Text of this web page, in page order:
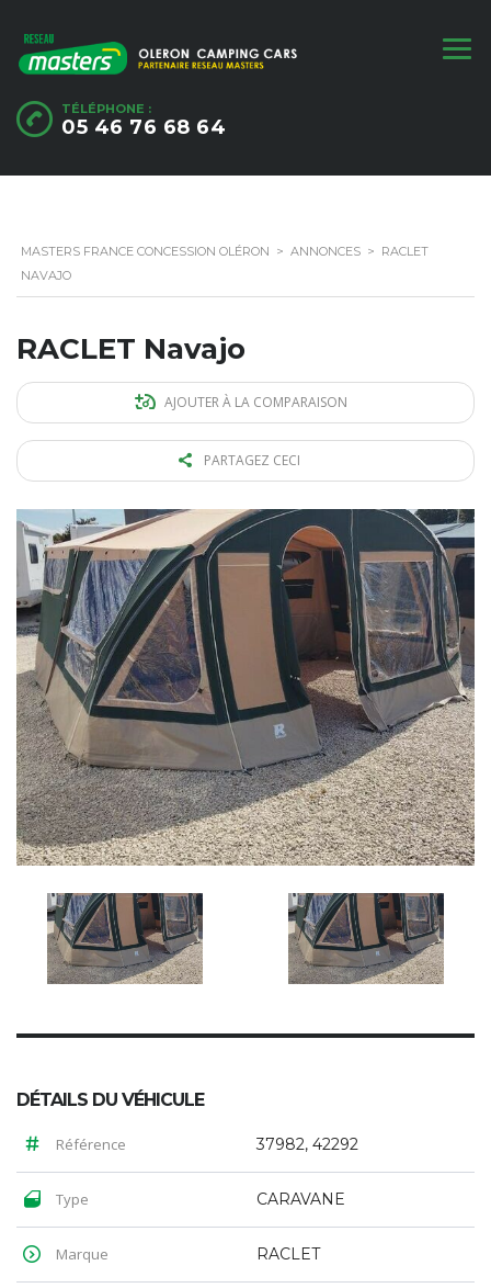
TÉLÉPHONE :
05 46 76 68 64
MASTERS FRANCE CONCESSION OLÉRON > ANNONCES > RACLET
NAVAJO
RACLET Navajo
AJOUTER À LA COMPARAISON
PARTAGEZ CECI
DÉTAILS DU VÉHICULE
Référence 37982, 42292
Type CARAVANE
Marque RACLET